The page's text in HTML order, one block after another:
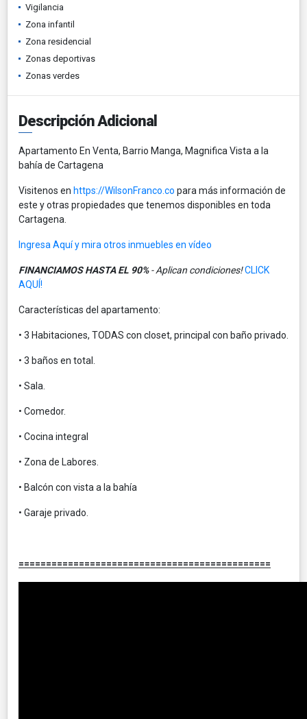
Vigilancia
Zona infantil
Zona residencial
Zonas deportivas
Zonas verdes
Descripción Adicional
Apartamento En Venta, Barrio Manga, Magnifica Vista a la
bahía de Cartagena
Visitenos en https://WilsonFranco.co para más información de
este y otras propiedades que tenemos disponibles en toda
Cartagena.
Ingresa Aquí y mira otros inmuebles en vídeo
FINANCIAMOS HASTA EL 90%- Aplican condiciones!CLICK
AQUÍ!
Características del apartamento:
• 3 Habitaciones, TODAS con closet, principal con baño privado.
• 3 baños en total.
• Sala.
• Comedor.
• Cocina integral
• Zona de Labores.
• Balcón con vista a la bahía
• Garaje privado.
==============================================